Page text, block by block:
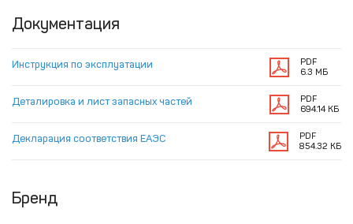
Документация
Инструкция по эксплуатации
PDF
6.3 МБ
Деталировка и лист запасных частей
PDF
694.14 КБ
Декларация соответствия ЕАЭС
PDF
854.32 КБ
Бренд